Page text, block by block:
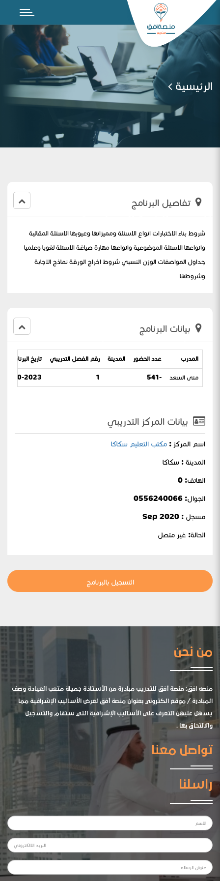
الرئيسية
ورشة عمل بعنوان مهارة صياغة أسئلة
الاختبارات الفصلية للمشرفة منى السعد
تفاصيل البرنامج
شروط بناء الاختبارات انواع الاسئلة ومميزاتها وعيوبها الاسئلة المقالية
وانواعها الاسئلة الموضوعية وانواعها مهارة صياغة الاسئلة لغويا وعلميا
جداول المواصفات الوزن النسبي شروط اخراج الورقة نماذج الاجابة
وشروطها
بيانات البرنامج
المدرب عدد الحضور المدينة رقم الفصل التدريبي تاريخ البرنامج
منى السعد -541
1
30-10-2023 / 15-04-1445
بيانات المركز التدريبي
اسم المركز : مكتب التعليم سكاكا
المدينة : سكاكا
الهاتف: 0
الجوال:
مسجل : Sep 2020
الحالة: غير متصل
التسجيل بالبرنامج
من نحن
منصه افق: منصة أفق للتدريب مبادرة من الأستاذة جميلة متعب العيادة وصف
المبادرة / موقع الكتروني بعنوان منصة أفق لعرض الأساليب الإشرافية مما
يسهل عليهن التعرف على الأساليب الإشرافية التي ستقام والتسجيل
والالتحاق بها .
تواصل معنا
راسلنا